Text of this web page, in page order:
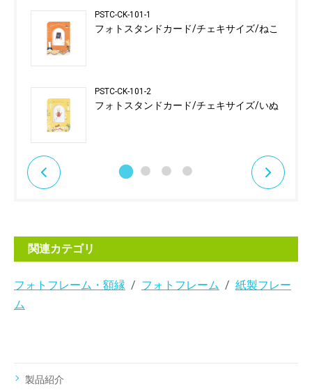
PSTC-CK-101-1
フォトスタンドカード/チェキサイズ/ねこ
PSTC-CK-101-2
フォトスタンドカード/チェキサイズ/いぬ
関連カテゴリ
フォトフレーム・額縁 フォトフレーム
紙製フレー
ム
製品紹介